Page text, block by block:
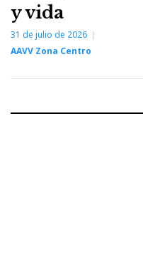
y vida
31 de julio de 2026
AAVV Zona Centro